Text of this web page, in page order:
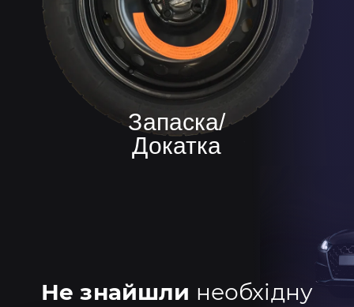
Запаска/
Докатка
Не знайшли необхідну